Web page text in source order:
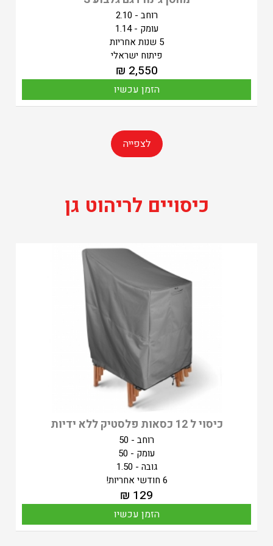
רוחב - 2.10
עומק - 1.14
5 שנות אחריות
פיתוח ישראלי
₪ 2,550
הזמן עכשיו
לצפייה
כיסויים לריהוט גן
כיסוי ל 12 כסאות פלסטיק ללא ידיות
רוחב - 50
עומק - 50
גובה - 1.50
6 חודשי אחריות!
₪ 129
הזמן עכשיו